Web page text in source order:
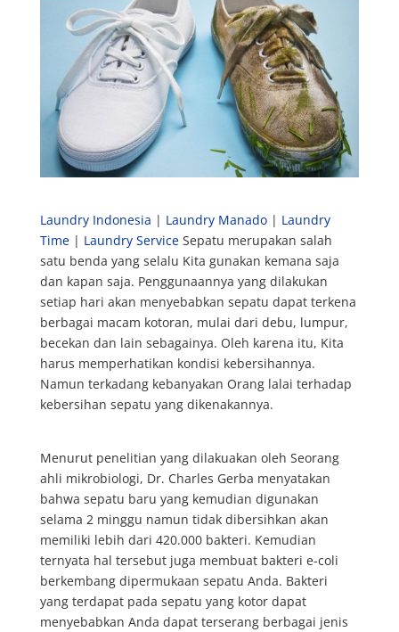
Laundry Indonesia | Laundry Manado| Laundry
Time| Laundry ServiceSepatu merupakan salah
satu benda yang selalu Kita gunakan kemana saja
dan kapan saja. Penggunaannya yang dilakukan
setiap hari akan menyebabkan sepatu dapat terkena
berbagai macam kotoran, mulai dari debu, lumpur,
becekan dan lain sebagainya. Oleh karena itu, Kita
harus memperhatikan kondisi kebersihannya.
Namun terkadang kebanyakan Orang lalai terhadap
kebersihan sepatu yang dikenakannya.
Menurut penelitian yang dilakuakan oleh Seorang
ahli mikrobiologi, Dr. Charles Gerba menyatakan
bahwa sepatu baru yang kemudian digunakan
selama 2 minggu namun tidak dibersihkan akan
memiliki lebih dari 420.000 bakteri. Kemudian
ternyata hal tersebut juga membuat bakteri e-coli
berkembang dipermukaan sepatu Anda. Bakteri
yang terdapat pada sepatu yang kotor dapat
menyebabkan Anda dapat terserang berbagai jenis